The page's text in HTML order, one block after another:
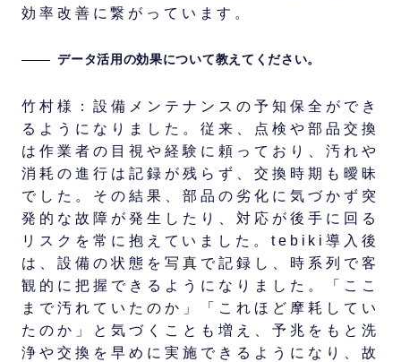
効率改善に繋がっています。
データ活用の効果について教えてください。
竹村様：設備メンテナンスの予知保全ができ
るようになりました。従来、点検や部品交換
は作業者の目視や経験に頼っており、汚れや
消耗の進行は記録が残らず、交換時期も曖昧
でした。その結果、部品の劣化に気づかず突
発的な故障が発生したり、対応が後手に回る
リスクを常に抱えていました。tebiki導入後
は、設備の状態を写真で記録し、時系列で客
観的に把握できるようになりました。「ここ
まで汚れていたのか」「これほど摩耗してい
たのか」と気づくことも増え、予兆をもと洗
浄や交換を早めに実施できるようになり、故